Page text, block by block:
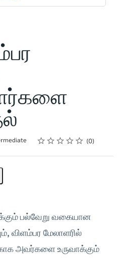
Rating
1 star
2 stars
3 stars
4 stars
5 stars 0
பல்வேறு வகையான
விளம்பர மேலாளரில்
அவர்களை உருவாக்கும்